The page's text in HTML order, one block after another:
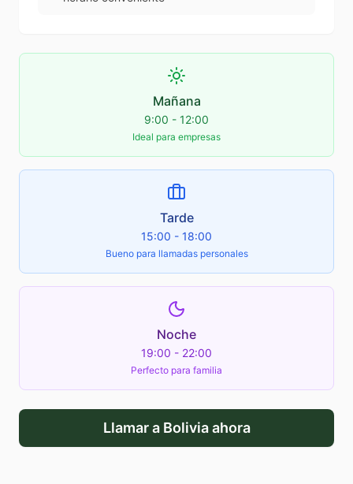
Mañana
9:00 - 12:00
Ideal para empresas
Tarde
15:00 - 18:00
Bueno para llamadas personales
Noche
19:00 - 22:00
Perfecto para familia
Llamar a Boliviaahora